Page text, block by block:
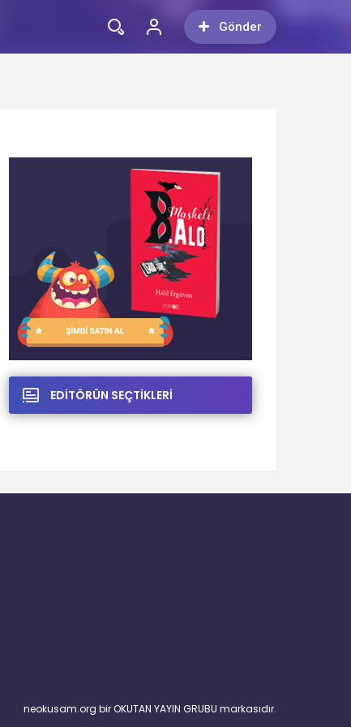
Gönder
EDİTÖRÜN SEÇTİKLERİ
neokusam.org bir OKUTAN YAYIN GRUBU markasıdır.